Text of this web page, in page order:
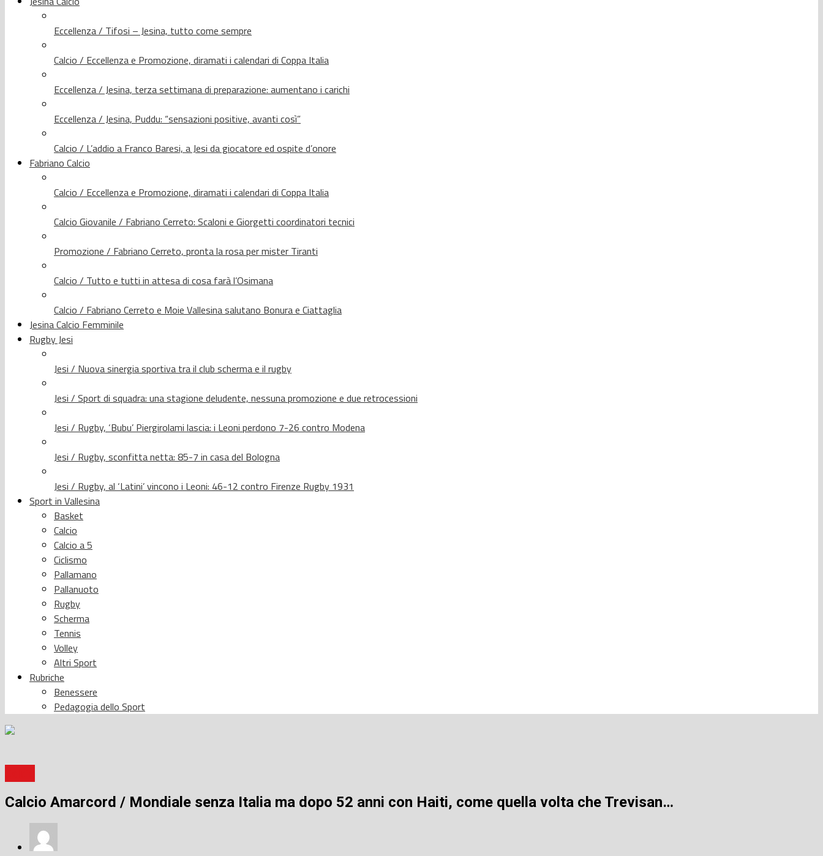
Eccellenza / Tifosi – Jesina, tutto come sempre
Calcio / Eccellenza e Promozione, diramati i calendari di Coppa Italia
Eccellenza / Jesina, terza settimana di preparazione: aumentano i carichi
Eccellenza / Jesina, Puddu: “sensazioni positive, avanti così”
Calcio / L’addio a Franco Baresi, a Jesi da giocatore ed ospite d’onore
Fabriano Calcio
Calcio / Eccellenza e Promozione, diramati i calendari di Coppa Italia
Calcio Giovanile / Fabriano Cerreto: Scaloni e Giorgetti coordinatori tecnici
Promozione / Fabriano Cerreto, pronta la rosa per mister Tiranti
Calcio / Tutto e tutti in attesa di cosa farà l’Osimana
Calcio / Fabriano Cerreto e Moie Vallesina salutano Bonura e Ciattaglia
Jesina Calcio Femminile
Rugby Jesi
Jesi / Nuova sinergia sportiva tra il club scherma e il rugby
Jesi / Sport di squadra: una stagione deludente, nessuna promozione e due retrocessioni
Jesi / Rugby, ‘Bubu’ Piergirolami lascia: i Leoni perdono 7-26 contro Modena
Jesi / Rugby, sconfitta netta: 85-7 in casa del Bologna
Jesi / Rugby, al ‘Latini’ vincono i Leoni: 46-12 contro Firenze Rugby 1931
Sport in Vallesina
Basket
Calcio
Calcio a 5
Ciclismo
Pallamano
Pallanuoto
Rugby
Scherma
Tennis
Volley
Altri Sport
Rubriche
Benessere
Pedagogia dello Sport
Calcio Amarcord / Mondiale senza Italia ma dopo 52 anni con Haiti, come quella volta che Trevisan…